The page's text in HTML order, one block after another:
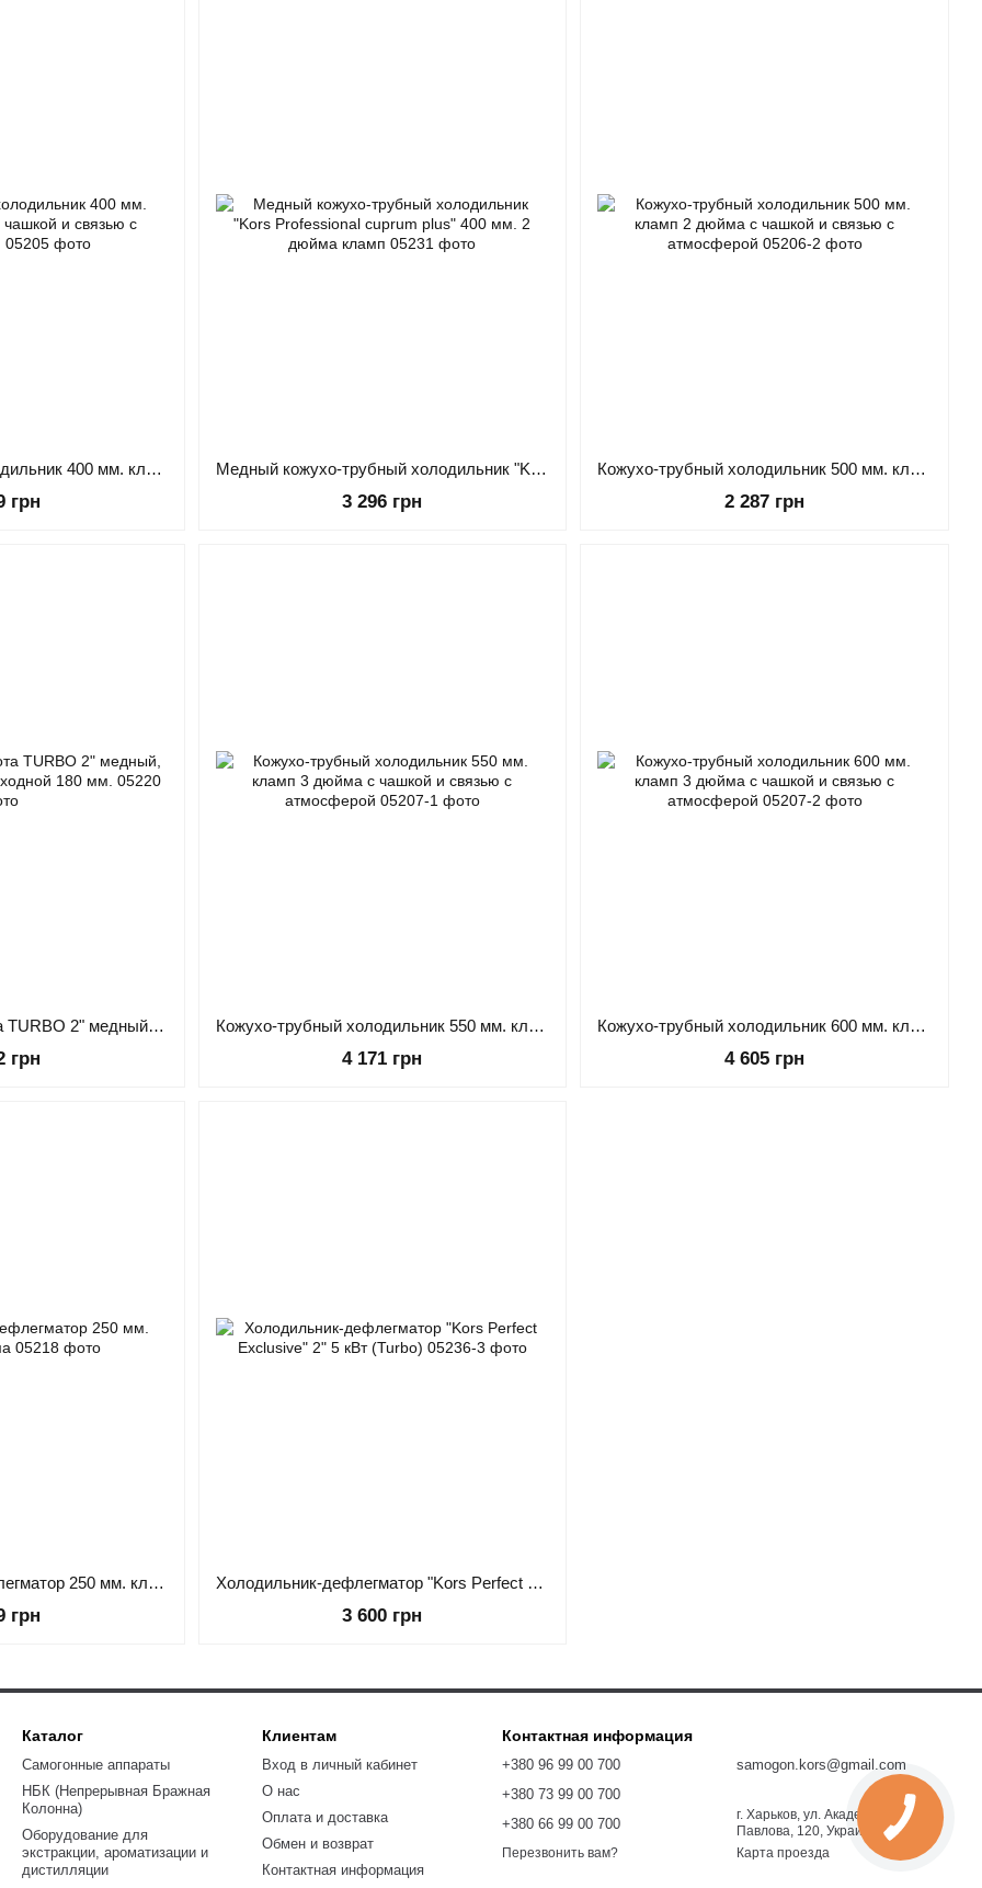
Кожухо-трубный холодильник 400 мм. кламп 1.5 дюйма с чашкой и связью с атмосферой
грн
Медный кожухо-трубный холодильник "Kors Professional cuprum plus" 400 мм. 2 дюйма кламп
3 296 грн
Кожухо-трубный холодильник 500 мм. кламп 2 дюйма с чашкой и связью с атмосферой
2 287 грн
Холодильник Димрота TURBO 2" медный, двухрядный полнопроходной 180 мм.
грн
Кожухо-трубный холодильник 550 мм. кламп 3 дюйма с чашкой и связью с атмосферой
4 171 грн
Кожухо-трубный холодильник 600 мм. кламп 3 дюйма с чашкой и связью с атмосферой
4 605 грн
Кожухо-трубный дефлегматор 250 мм. кламп 3 дюйма
грн
Холодильник-дефлегматор "Kors Perfect Exclusive" 2" 5 кВт (Turbo)
3 600 грн
Каталог
Самогонные аппараты
НБК (Непрерывная Бражная
Колонна)
Оборудование для
экстракции, ароматизации и
дистилляции
Клиентам
Вход в личный кабинет
О нас
Оплата и доставка
Обмен и возврат
Контактная информация
Контактная информация
+380 96 99 00 700
+380 73 99 00 700
+380 66 99 00 700
Перезвонить вам?
samogon.kors@gmail.com
г. Харьков, ул. Академика
Павлова, 120, Украина, 61054
Карта проезда